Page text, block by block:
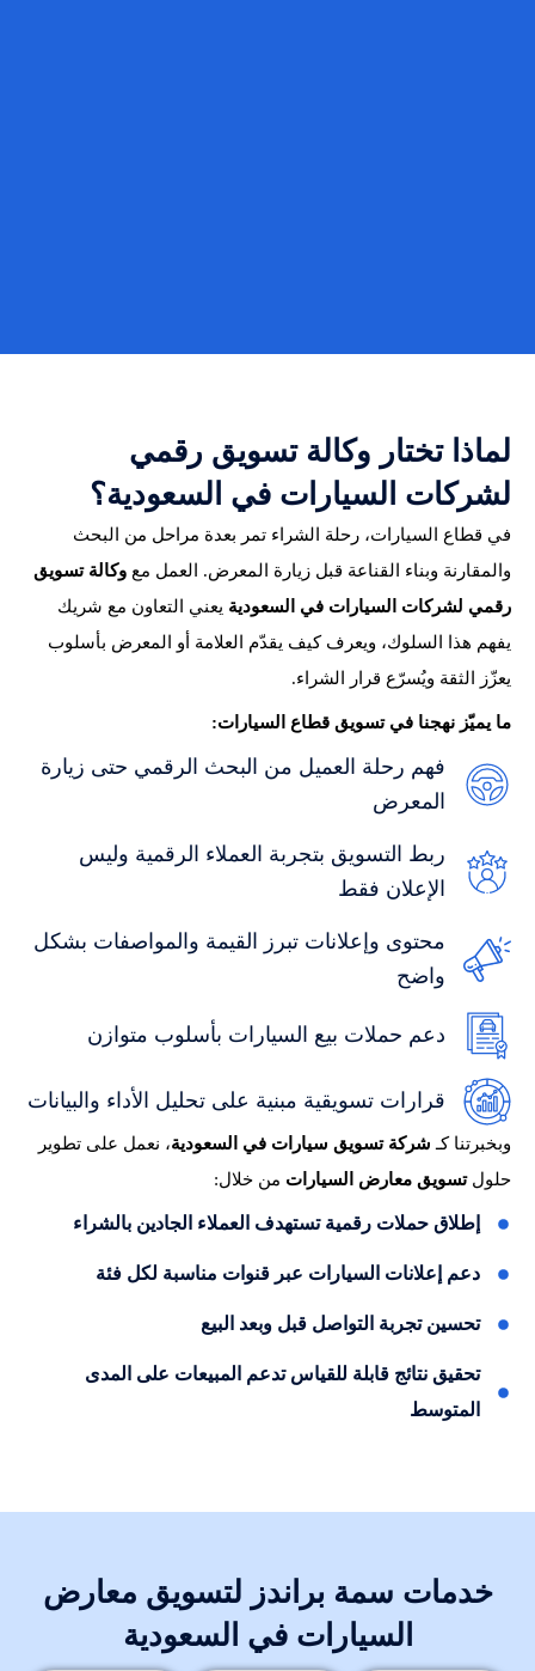
لماذا تختار وكالة تسويق رقمي
لشركات السيارات في السعودية؟
في قطاع السيارات، رحلة الشراء تمر بعدة مراحل من البحث
والمقارنة وبناء القناعة قبل زيارة المعرض. العمل مع وكالة تسويق
رقمي لشركات السيارات في السعودية يعني التعاون مع شريك
يفهم هذا السلوك، ويعرف كيف يقدّم العلامة أو المعرض بأسلوب
يعزّز الثقة ويُسرّع قرار الشراء.
ما يميّز نهجنا في تسويق قطاع السيارات:
فهم رحلة العميل من البحث الرقمي حتى زيارة
المعرض
ربط التسويق بتجربة العملاء الرقمية وليس
الإعلان فقط
محتوى وإعلانات تبرز القيمة والمواصفات بشكل
واضح
دعم حملات بيع السيارات بأسلوب متوازن
قرارات تسويقية مبنية على تحليل الأداء والبيانات
وبخبرتنا كـ شركة تسويق سيارات في السعودية، نعمل على تطوير
حلولتسويق معارض السيارات من خلال:
إطلاق حملات رقمية تستهدف العملاء الجادين بالشراء
دعم إعلانات السيارات عبر قنوات مناسبة لكل فئة
تحسين تجربة التواصل قبل وبعد البيع
تحقيق نتائج قابلة للقياس تدعم المبيعات على المدى
المتوسط
خدمات سمة براندز لتسويق معارض
السيارات في السعودية